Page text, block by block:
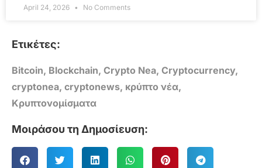
April 24, 2026 No Comments
Ετικέτες:
Bitcoin, Blockchain, Crypto Nea, Cryptocurrency,
cryptonea, cryptonews, κρύπτο νέα,
Κρυπτονομίσματα
Μοιράσου τη Δημοσίευση: